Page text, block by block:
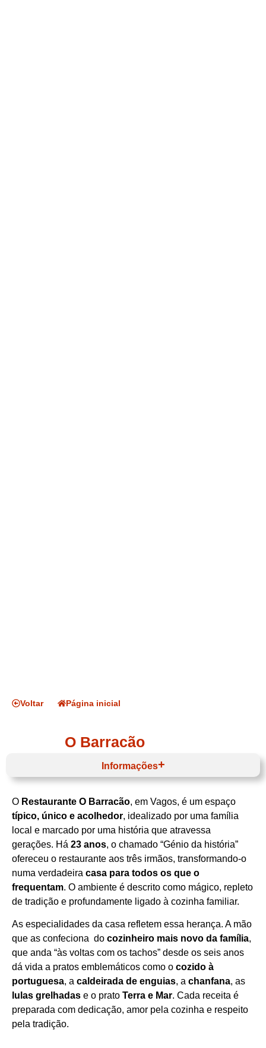
Voltar Página inicial
O Barracão
O Restaurante O Barracão, em Vagos, é um espaço
típico, único e acolhedor, idealizado por uma família
local e marcado por uma história que atravessa
gerações. Há 23 anos, o chamado “Génio da história”
ofereceu o restaurante aos três irmãos, transformando‑o
numa verdadeira casa para todos os que o
frequentam. O ambiente é descrito como mágico, repleto
de tradição e profundamente ligado à cozinha familiar.
As especialidades da casa refletem essa herança. A mão
que as confeciona do cozinheiro mais novo da família,
que anda “às voltas com os tachos” desde os seis anos
dá vida a pratos emblemáticos como o cozido à
portuguesa, a caldeirada de enguias, a chanfana, as
lulas grelhadas e o prato Terra e Mar. Cada receita é
preparada com dedicação, amor pela cozinha e respeito
pela tradição.
Informações
Horário de funcionamento